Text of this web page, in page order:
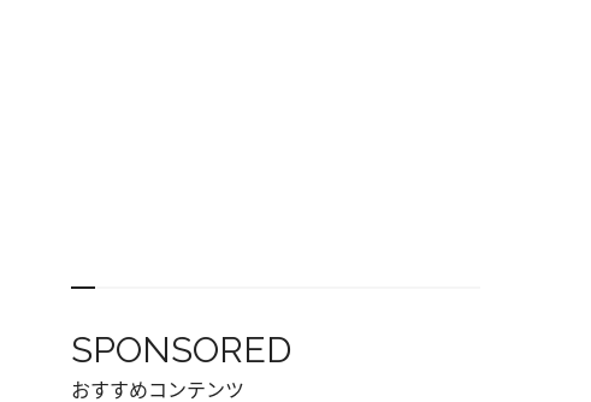
SPONSORED
おすすめコンテンツ